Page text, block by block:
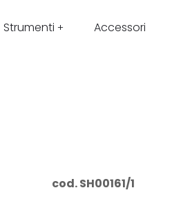
Strumenti Accessori
cod. SH00161/1